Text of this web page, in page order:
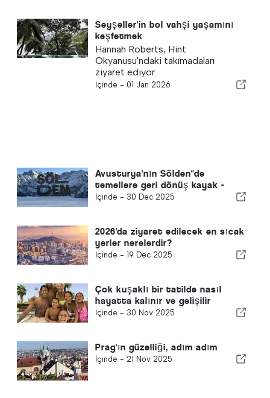
Seyşeller'in bol vahşi yaşamını
keşfetmek
Hannah Roberts, Hint
Okyanusu'ndaki takımadaları
ziyaret ediyor.
İçinde - 01 Jan 2026
Avusturya'nın Sölden"de
temellere geri dönüş kayak -
İçinde - 30 Dec 2025
2026'da ziyaret edilecek en sıcak
yerler nerelerdir?
İçinde - 19 Dec 2025
Çok kuşaklı bir tatilde nasıl
hayatta kalınır ve gelişilir
İçinde - 30 Nov 2025
Prag'ın güzelliği, adım adım
İçinde - 21 Nov 2025